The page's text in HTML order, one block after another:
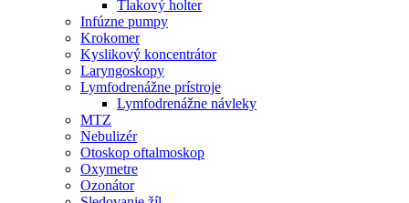
Tlakový holter
Infúzne pumpy
Krokomer
Kyslikový koncentrátor
Laryngoskopy
Lymfodrenážne prístroje
Lymfodrenážne návleky
MTZ
Nebulizér
Otoskop oftalmoskop
Oxymetre
Ozonátor